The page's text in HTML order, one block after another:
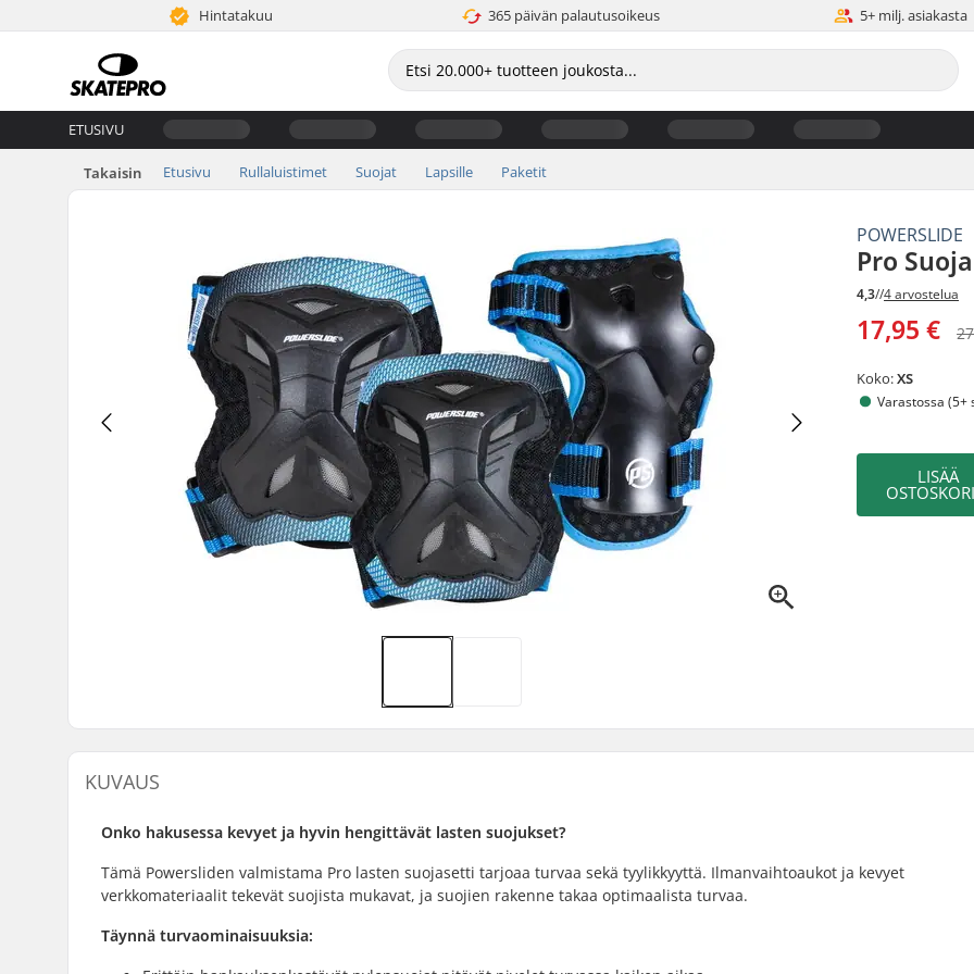
Hintatakuu 365 päivän palautusoikeus 5+ milj. asiakasta
ETUSIVU
Takaisin Etusivu Rullaluistimet Suojat Lapsille Paketit
POWERSLIDE
Pro
4,3//4 arvostelua
17,95 €
Koko:XS
Varastossa (5+
LISÄÄ
KUVAUS
Onko hakusessa kevyet ja hyvin hengittävät lasten suojukset?
Tämä Powersliden valmistama Pro lasten suojasetti tarjoaa turvaa sekä tyylikkyyttä. Ilmanvaihtoaukot ja kevyet
verkkomateriaalit tekevät suojista mukavat, ja suojien rakenne takaa optimaalista turvaa.
Täynnä turvaominaisuuksia: